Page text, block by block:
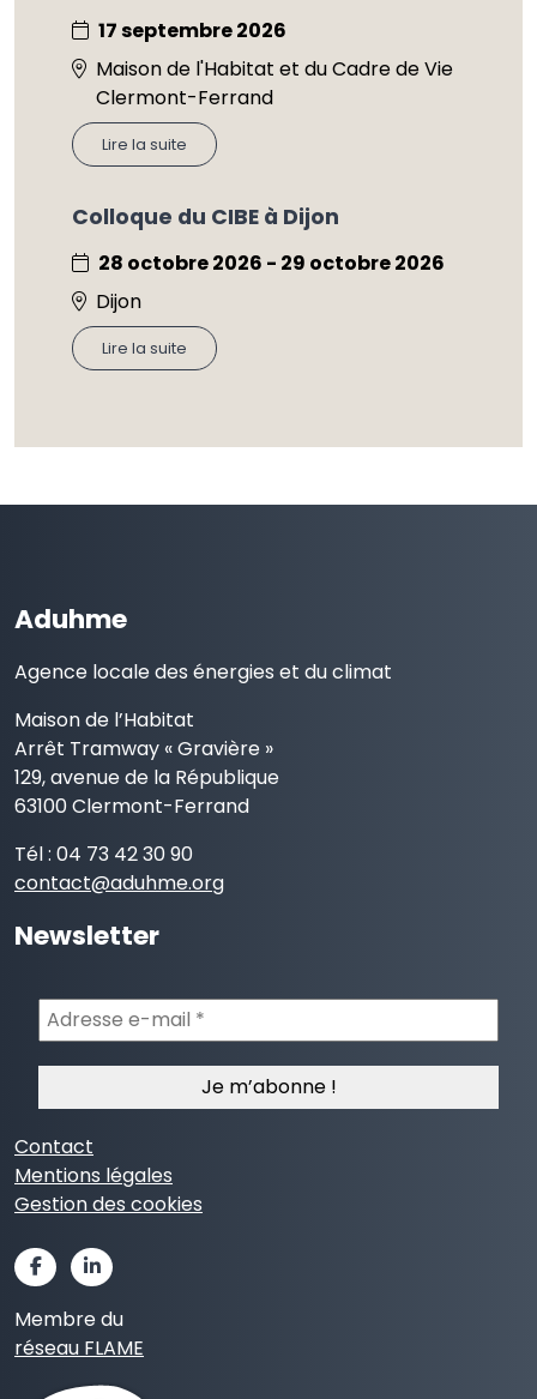
17 septembre 2026
Maison de l'Habitat et du Cadre de Vie
Clermont-Ferrand
Lire la suite
Colloque du CIBE à Dijon
28 octobre 2026 - 29 octobre 2026
Dijon
Lire la suite
Aduhme
Agence locale des énergies et du climat
Maison de l’Habitat
Arrêt Tramway « Gravière »
129, avenue de la République
63100 Clermont-Ferrand
Tél : 04 73 42 30 90
contact@aduhme.org
Newsletter
Adresse
e-
mail
Contact
Mentions légales
Gestion des cookies
Membre du
réseau FLAME